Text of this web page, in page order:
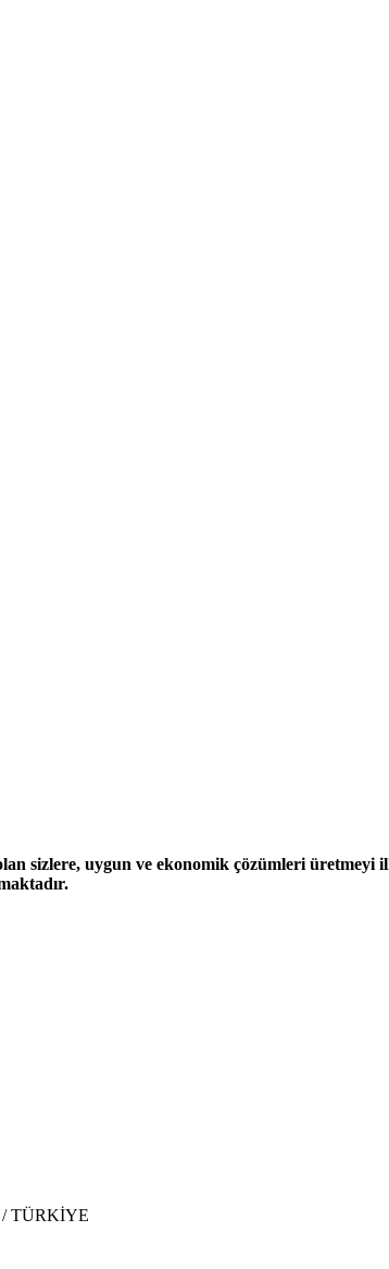
sizlere, uygun ve ekonomik çözümleri üretmeyi
/ TÜRKİYE